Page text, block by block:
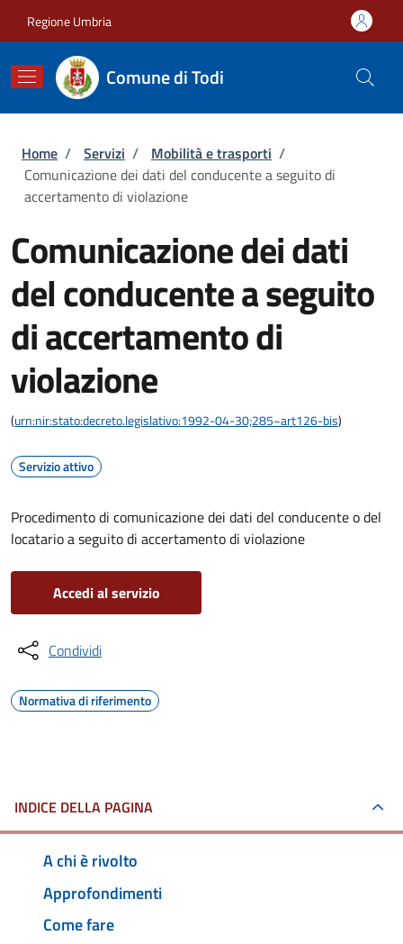
Regione Umbria
Comune di Todi
Briciole di pane
Home / Servizi / Mobilità e trasporti /
Comunicazione dei dati del conducente a seguito di
accertamento di violazione
Comunicazione dei dati
del conducente a seguito
di accertamento di
violazione
(urn:nir:stato:decreto.legislativo:1992-04-30;285~art126-bis)
Servizio attivo
Procedimento di comunicazione dei dati del conducente o del
locatario a seguito di accertamento di violazione
Accedi al servizio
Condividi
Normativa di riferimento
INDICE DELLA PAGINA
A chi è rivolto
Approfondimenti
Come fare